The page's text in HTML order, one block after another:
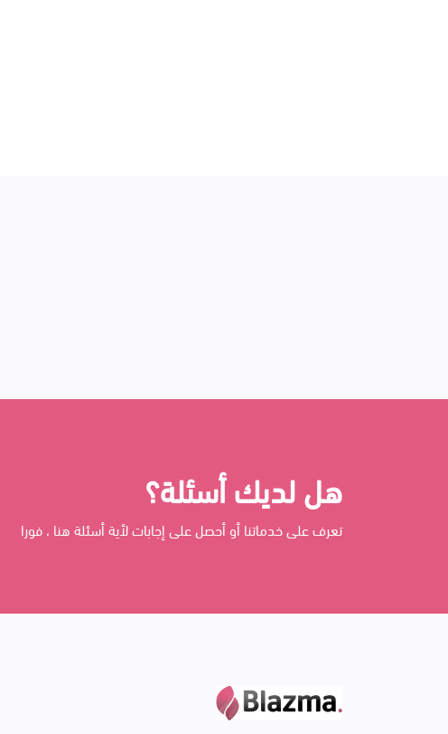
هل لديك أسئلة؟
تعرف على خدماتنا أو أحصل على إجابات لأية أسئلة هنا ، فورا